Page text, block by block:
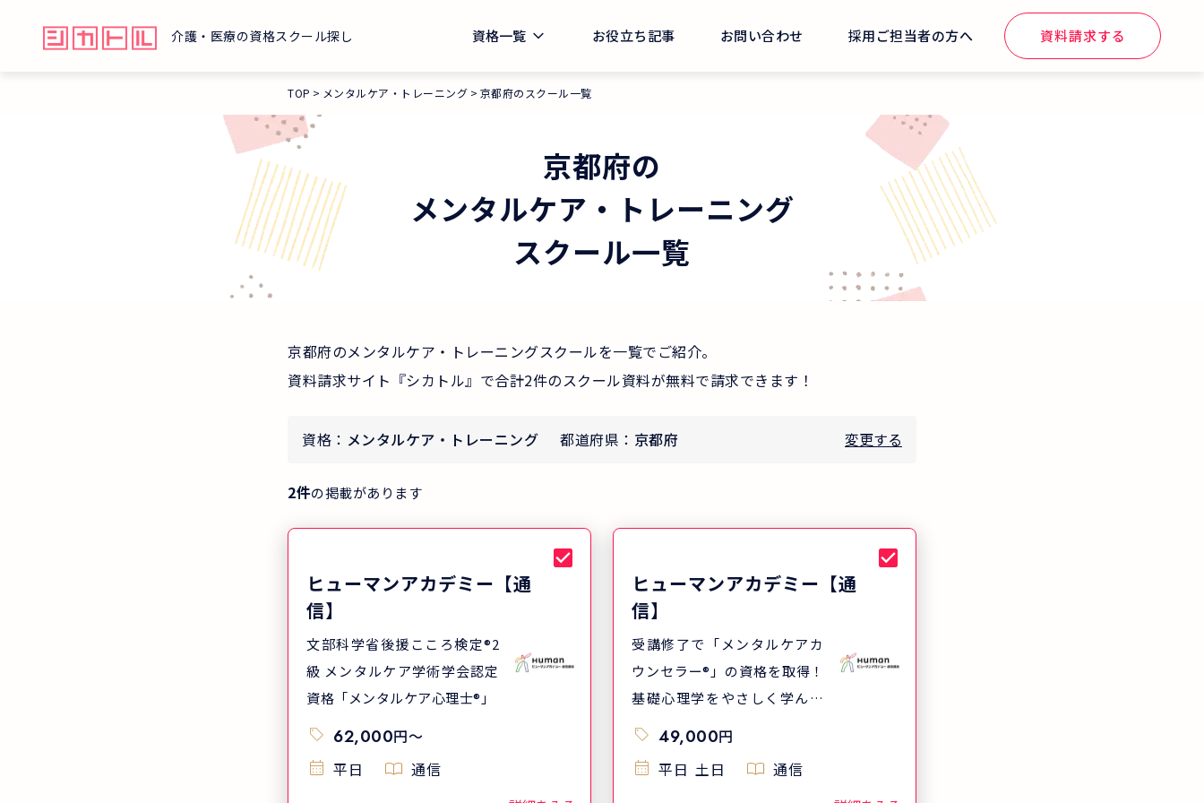
介護・医療の資格スクール探し 資格一覧 お役立ち記事 お問い合わせ 採用ご担当者の方へ 資料請求する
TOP メンタルケア・トレーニング 京都府のスクール一覧
京都府の
メンタルケア・トレーニング
スクール一覧
京都府のメンタルケア・トレーニングスクールを一覧でご紹介。
資料請求サイト『シカトル』で合計2件のスクール資料が無料で請求できます！
資格： メンタルケア・トレーニング 都道府県： 京都府 変更する
2件の掲載があります
ヒューマンアカデミー【通
信】
文部科学省後援こころ検定®2
級 メンタルケア学術学会認定
資格「メンタルケア心理士®」
62,000円〜
平日
通信
ヒューマンアカデミー【通
信】
受講修了で「メンタルケアカ
ウンセラー®」の資格を取得！
基礎心理学をやさしく学んで
最短3ヶ月で3つの資格取得が
目指せます
49,000円
平日 土日 通信